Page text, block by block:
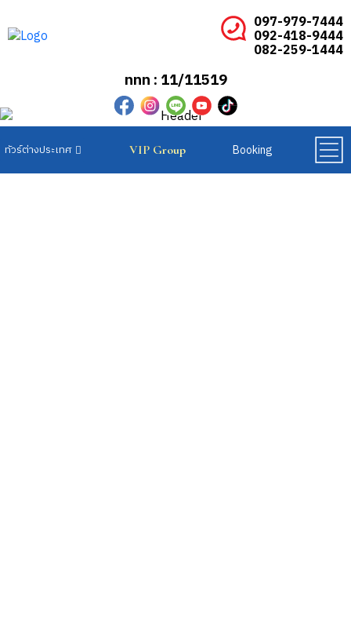
097-979-7444
092-418-9444
082-259-1444
ททท : 11/11519
VIP Group Booking